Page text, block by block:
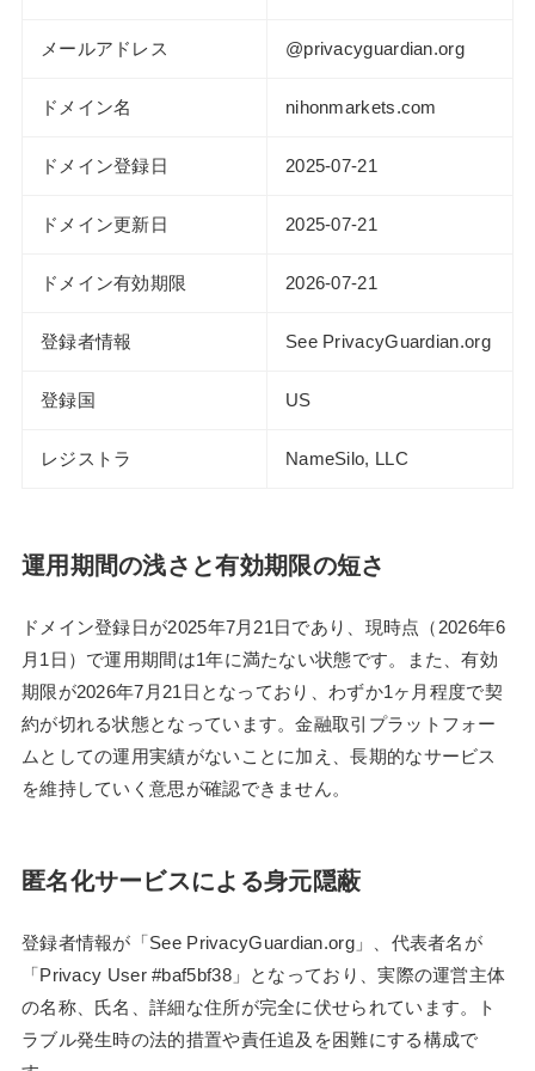
メールアドレス @privacyguardian.org
ドメイン名 nihonmarkets.com
ドメイン登録日 2025-07-21
ドメイン更新日 2025-07-21
ドメイン有効期限 2026-07-21
登録者情報 See PrivacyGuardian.org
登録国 US
レジストラ NameSilo, LLC
運用期間の浅さと有効期限の短さ
ドメイン登録日が2025年7月21日であり、現時点（2026年6
月1日）で運用期間は1年に満たない状態です。また、有効
期限が2026年7月21日となっており、わずか1ヶ月程度で契
約が切れる状態となっています。金融取引プラットフォー
ムとしての運用実績がないことに加え、長期的なサービス
を維持していく意思が確認できません。
匿名化サービスによる身元隠蔽
登録者情報が「See PrivacyGuardian.org」、代表者名が
「Privacy User #baf5bf38」となっており、実際の運営主体
の名称、氏名、詳細な住所が完全に伏せられています。ト
ラブル発生時の法的措置や責任追及を困難にする構成で